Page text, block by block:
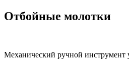
Отбойные молотки
Механический ручной инструмент